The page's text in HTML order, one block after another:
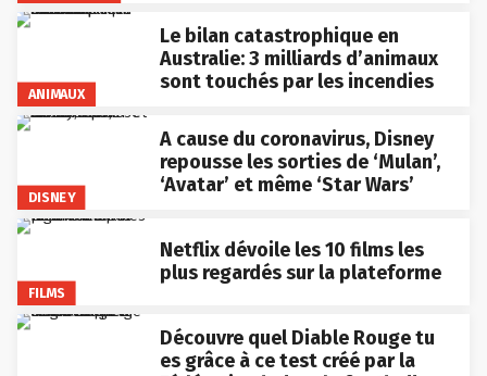
ANIMAUX
Le bilan catastrophique en
Australie: 3 milliards d’animaux
sont touchés par les incendies
DISNEY
A cause du coronavirus, Disney
repousse les sorties de ‘Mulan’,
‘Avatar’ et même ‘Star Wars’
FILMS
Netflix dévoile les 10 films les
plus regardés sur la plateforme
Découvre quel Diable Rouge tu
es grâce à ce test créé par la